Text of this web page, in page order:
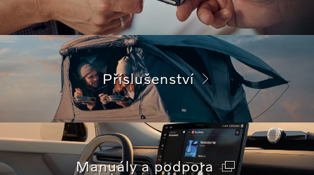
Příslušenství
Manuály a podpora